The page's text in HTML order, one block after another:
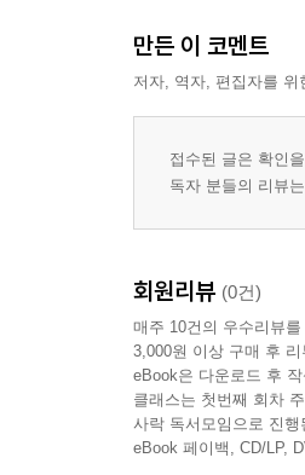
만든 이 코멘트
저자, 역자, 편집자를
접수된 글은 확인
독자 분들의 리뷰
회원리뷰 (0건)
매주 10건의 우수리뷰
3,000원 이상 구매 후 리
eBook은 다운로드 후
클래스는 첫번째 회차
사락 독서모임으로 진
eBook 페이백, CD/LP,